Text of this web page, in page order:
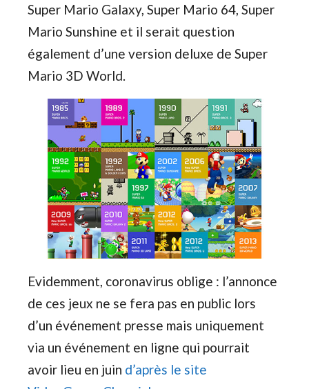
Super Mario Galaxy, Super Mario 64, Super
Mario Sunshine et il serait question
également d’une version deluxe de Super
Mario 3D World.
Evidemment, coronavirus oblige : l’annonce
de ces jeux ne se fera pas en public lors
d’un événement presse mais uniquement
via un événement en ligne qui pourrait
avoir lieu en juin d’après le site